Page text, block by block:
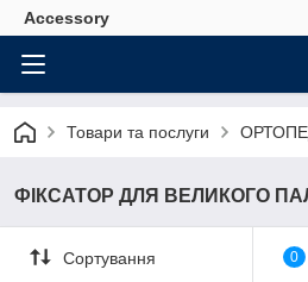
Accessory
Товари та послуги
ФІКСАТОР ДЛЯ ВЕЛИКОГО
Сортування 0